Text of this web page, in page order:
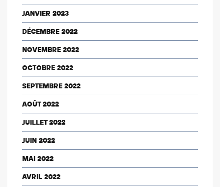
JANVIER 2023
DÉCEMBRE 2022
NOVEMBRE 2022
OCTOBRE 2022
SEPTEMBRE 2022
AOÛT 2022
JUILLET 2022
JUIN 2022
MAI 2022
AVRIL 2022